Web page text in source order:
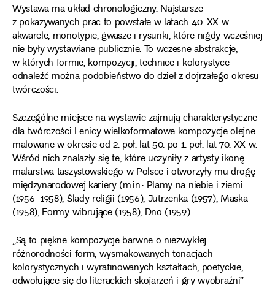
Wystawa ma układ chronologiczny. Najstarsze
z pokazywanych prac to powstałe w latach 40. XX w.
akwarele, monotypie, gwasze i rysunki, które nigdy wcześniej
nie były wystawiane publicznie. To wczesne abstrakcje,
w których formie, kompozycji, technice i kolorystyce
odnaleźć można podobieństwo do dzieł z dojrzałego okresu
twórczości.
Szczególne miejsce na wystawie zajmują charakterystyczne
dla twórczości Lenicy wielkoformatowe kompozycje olejne
malowane w okresie od 2. poł. lat 50. po 1. poł. lat 70. XX w.
Wśród nich znalazły się te, które uczyniły z artysty ikonę
malarstwa taszystowskiego w Polsce i otworzyły mu drogę
międzynarodowej kariery (m.in.: Plamy na niebie i ziemi
(1956–1958), Ślady religii (1956), Jutrzenka (1957), Maska
(1958), Formy wibrujące (1958), Dno (1959).
„Są to piękne kompozycje barwne o niezwykłej
różnorodności form, wysmakowanych tonacjach
kolorystycznych i wyrafinowanych kształtach, poetyckie,